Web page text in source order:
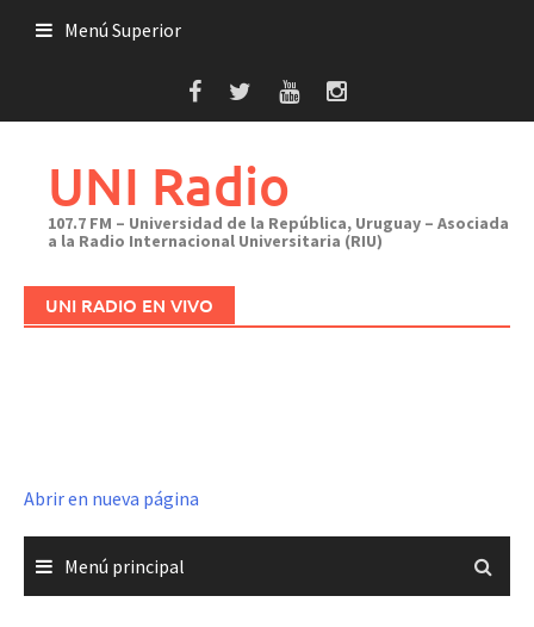
Menú Superior
UNI Radio
107.7 FM – Universidad de la República, Uruguay – Asociada
a la Radio Internacional Universitaria (RIU)
UNI RADIO EN VIVO
Abrir en nueva página
Menú principal